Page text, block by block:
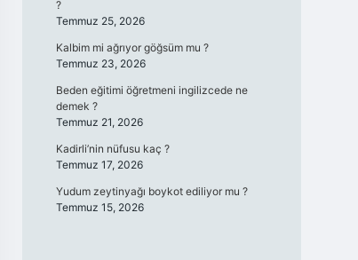
?
Temmuz 25, 2026
Kalbim mi ağrıyor göğsüm mu ?
Temmuz 23, 2026
Beden eğitimi öğretmeni ingilizcede ne
demek ?
Temmuz 21, 2026
Kadirli’nin nüfusu kaç ?
Temmuz 17, 2026
Yudum zeytinyağı boykot ediliyor mu ?
Temmuz 15, 2026